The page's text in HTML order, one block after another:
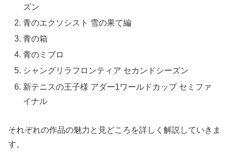
ズン
青のエクソシスト 雪の果て編
青の箱
青のミブロ
シャングリラフロンティア セカンドシーズン
新テニスの王子様 アダー1ワールドカップ セミファ
イナル
それぞれの作品の魅力と見どころを詳しく解説していきま
す。